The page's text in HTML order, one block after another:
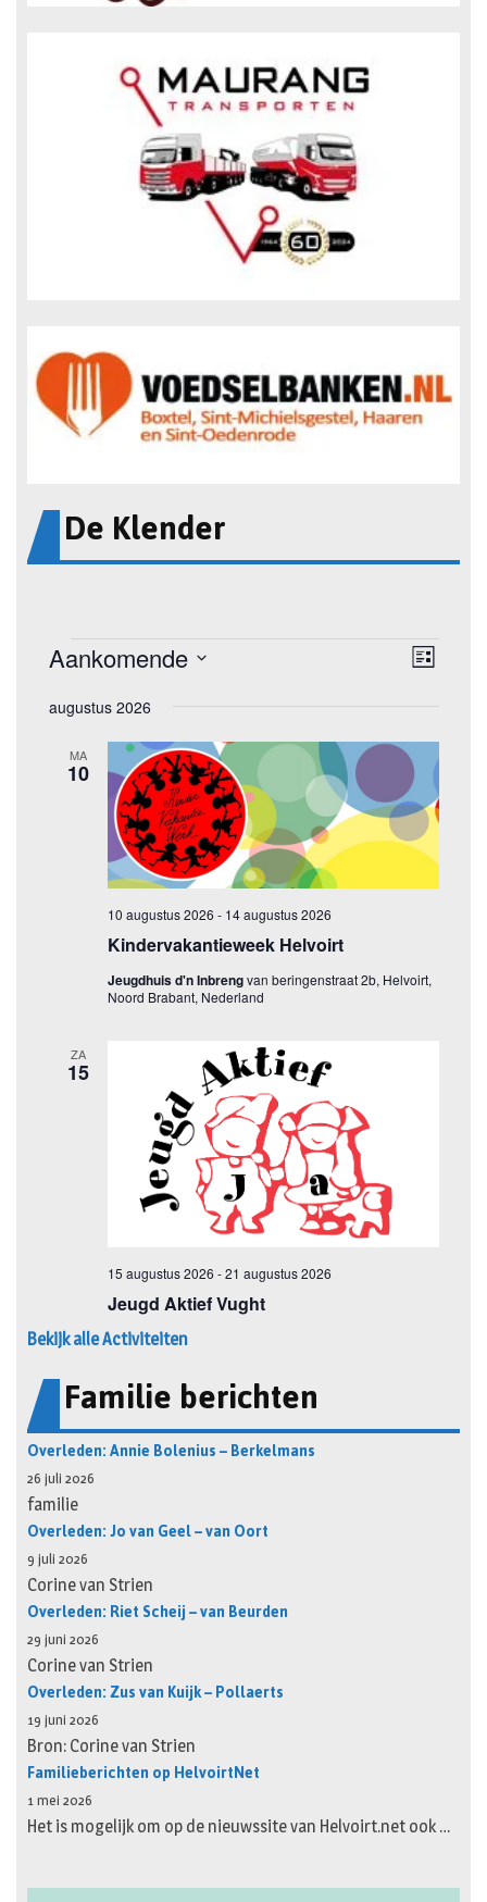
De Klender
Bekijk alle Activiteiten
Familie berichten
Overleden: Annie Bolenius – Berkelmans
26 juli 2026
familie
Overleden: Jo van Geel – van Oort
9 juli 2026
Corine van Strien
Overleden: Riet Scheij – van Beurden
29 juni 2026
Corine van Strien
Overleden: Zus van Kuijk – Pollaerts
19 juni 2026
Bron: Corine van Strien
Familieberichten op HelvoirtNet
1 mei 2026
Het is mogelijk om op de nieuwssite van Helvoirt.net ook …